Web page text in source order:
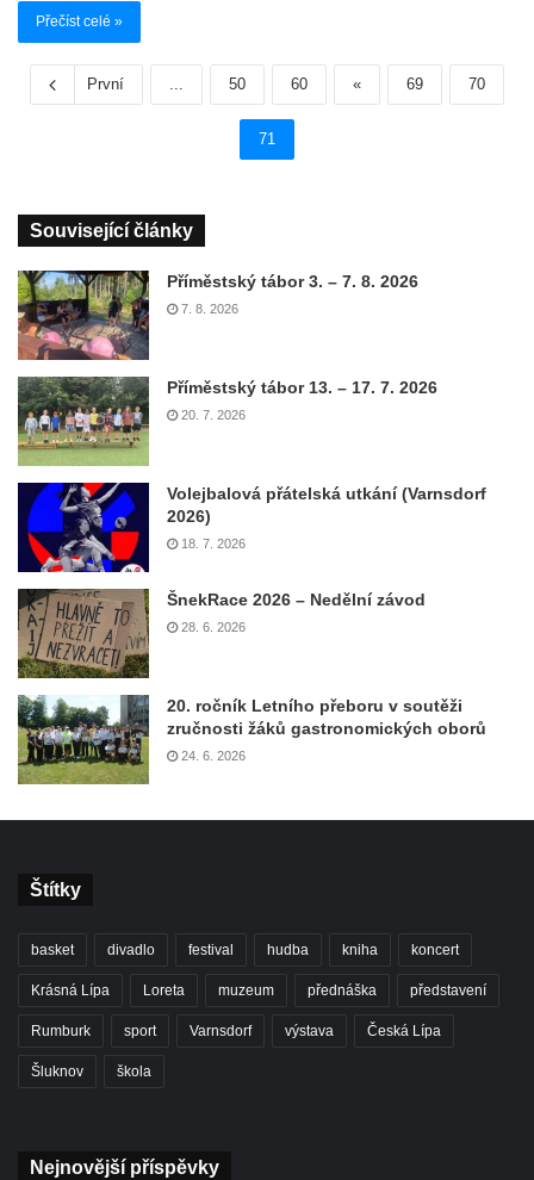
Přečíst celé »
První ... 50 60 « 69 70
71
Související články
Příměstský tábor 3. – 7. 8. 2026
7. 8. 2026
Příměstský tábor 13. – 17. 7. 2026
20. 7. 2026
Volejbalová přátelská utkání (Varnsdorf
2026)
18. 7. 2026
ŠnekRace 2026 – Nedělní závod
28. 6. 2026
20. ročník Letního přeboru v soutěži
zručnosti žáků gastronomických oborů
24. 6. 2026
Štítky
basket divadlo festival hudba kniha koncert
Krásná Lípa Loreta muzeum přednáška představení
Rumburk sport Varnsdorf výstava Česká Lípa
Šluknov škola
Nejnovější příspěvky